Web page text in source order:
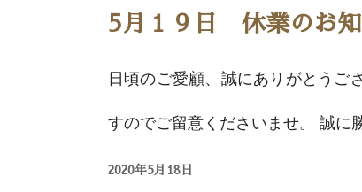
5月１９日 休業のお
日頃のご愛顧、誠にありがとうご
すのでご留意くださいませ。 誠
2020年5月18日